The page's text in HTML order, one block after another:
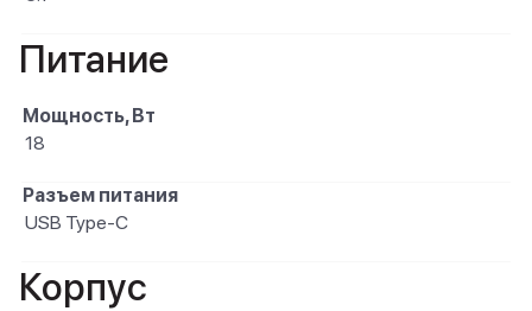
Питание
Мощность, Вт
18
Разъем питания
USB Type-C
Корпус